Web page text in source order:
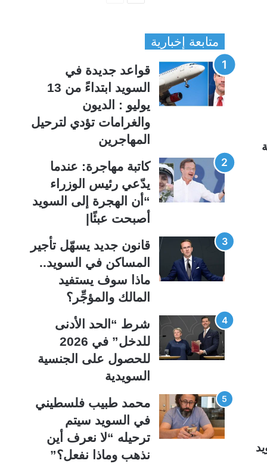
ا
ل
س
ا
ة
ا
ل
ت
ا
ل
ة
متابعة إخبارية
قواعد جديدة في
السويد ابتداءً من 13
يوليو : الديون
والغرامات تؤدي لترحيل
المهاجرين
كاتبة مهاجرة: عندما
يدّعي رئيس الوزراء
“أن الهجرة إلى السويد
أصبحت عبئًا|
قانون جديد يسهّل تأجير
المساكن في السويد..
ماذا سوف يستفيد
المالك والمؤجِّر؟
شرط “الحد الأدنى
للدخل” في 2026
للحصول على الجنسية
السويدية
محمد طبيب فلسطيني
في السويد سيتم
ترحيله “لا نعرف أين
نذهب وماذا نفعل؟”